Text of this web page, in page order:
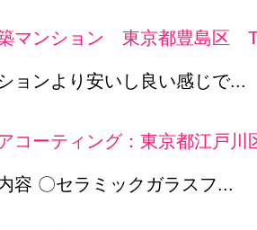
マンション 東京都豊島区
ョンより安いし良い感じで...
コーティング：東京都江戸川
容 〇セラミックガラスフ...